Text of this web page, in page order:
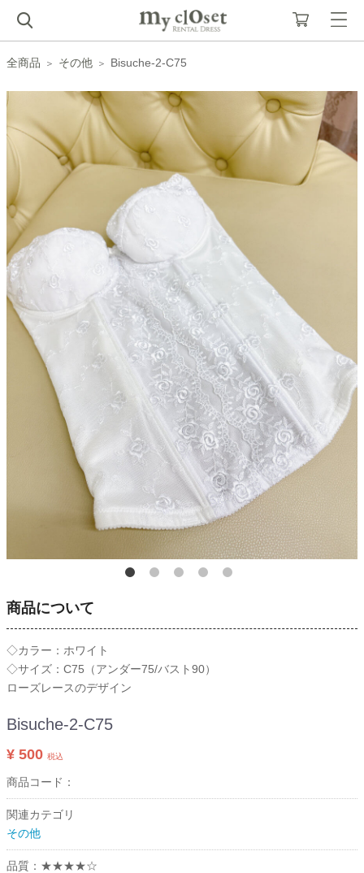
全商品 その他 Bisuche-2-C75
商品について
◇カラー：ホワイト
◇サイズ：C75（アンダー75/バスト90）
ローズレースのデザイン
Bisuche-2-C75
¥ 500 税込
商品コード：
関連カテゴリ
その他
品質：★★★★☆